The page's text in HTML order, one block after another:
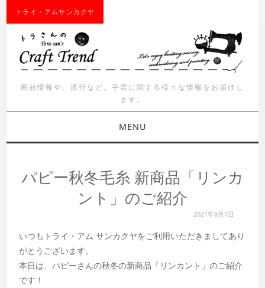
トライ・アムサンカクヤ
商品情報や、流行など。手芸に関する様々な情報をお届けし
ます。
MENU
商品紹介
ワークショップ
パピー秋冬毛糸 新商品「リンカ
ント」のご紹介
2021年8月7日
いつもトライ・アム サンカクヤをご利用いただきましてあり
がとうございます。
本日は、パピーさんの秋冬の新商品「リンカント」のご紹介
です！